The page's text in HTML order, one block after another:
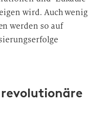
wird. Auch wenig
werden so auf